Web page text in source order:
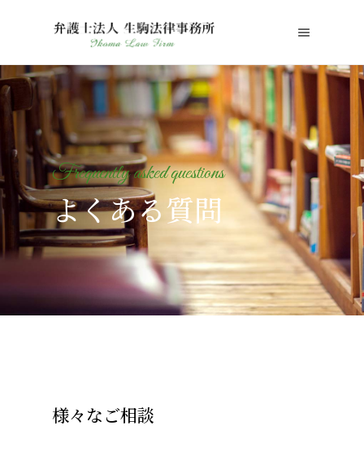
Frequently asked questions
よくある質問
様々なご相談